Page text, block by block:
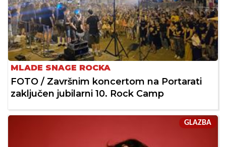
MLADE SNAGE ROCKA
FOTO / Završnim koncertom na Portarati
zaključen jubilarni 10. Rock Camp
GLAZBA